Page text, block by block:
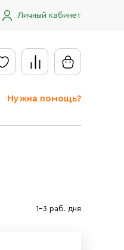
Личный кабинет
Нужна помощь?
Отправить заявку
1-3 раб. дня